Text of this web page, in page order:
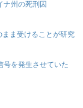
ナ州の死刑囚
ま受けることが研究
号を発生させていた